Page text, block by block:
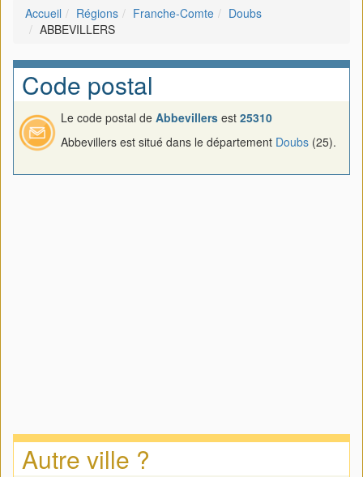
Accueil Régions Franche-Comte
Doubs
ABBEVILLERS
Code postal
Le code postal de Abbevillers est 25310
Abbevillers est situé dans le département Doubs (25).
Autre ville ?